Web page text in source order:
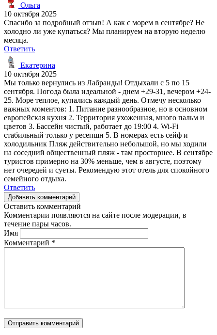
Ольга
10 октября 2025
Спасибо за подробный отзыв! А как с морем в сентябре? Не
холодно ли уже купаться? Мы планируем на вторую неделю
месяца.
Ответить
Екатерина
10 октября 2025
Мы только вернулись из Лабранды! Отдыхали с 5 по 15
сентября. Погода была идеальной - днем +29-31, вечером +24-
25. Море теплое, купались каждый день. Отмечу несколько
важных моментов: 1. Питание разнообразное, но в основном
европейская кухня 2. Территория ухоженная, много пальм и
цветов 3. Бассейн чистый, работает до 19:00 4. Wi-Fi
стабильный только у ресепшн 5. В номерах есть сейф и
холодильник Пляж действительно небольшой, но мы ходили
на соседний общественный пляж - там просторнее. В сентябре
туристов примерно на 30% меньше, чем в августе, поэтому
нет очередей и суеты. Рекомендую этот отель для спокойного
семейного отдыха.
Ответить
Добавить комментарий
Оставить комментарий
Комментарии появляются на сайте после модерации, в
течение пары часов.
Имя
Комментарий *